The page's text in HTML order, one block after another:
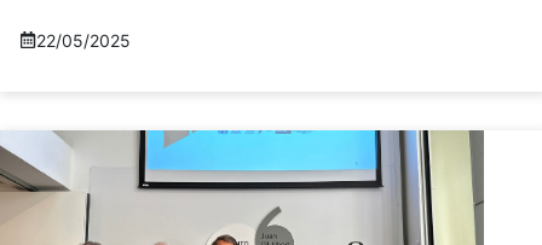
22/05/2025